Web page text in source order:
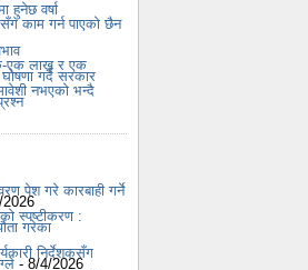
हुनेछ वर्षा
काम गर्न पाएको छैन
एक लाख र एक
गर्दै सरकार
नभएको भन्दै
पेश गरे कारबाही गर्ने
स्पष्टीकरण :
गरेका
निर्देशकसँग
- 8/4/2026